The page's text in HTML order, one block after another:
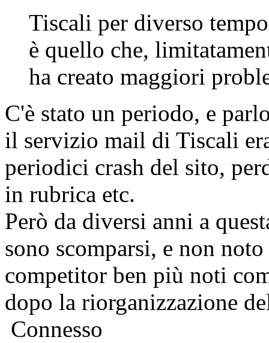
Tiscali per diverso
è quello che,
ha creato maggiori
C'è stato un periodo, e
il servizio mail di Tiscali
periodici crash del sito,
in rubrica etc.
Però da diversi anni a
sono scomparsi, e non
competitor ben più noti
dopo la riorganizzazione
Connesso